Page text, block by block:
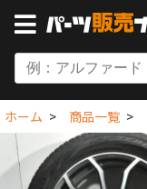
ホーム 商品一覧